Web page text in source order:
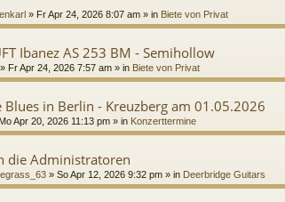
» Fr Apr 24, 2026 8:07 am » in Biete von Privat
Ibanez AS 253 BM - Semihollow
» Fr Apr 24, 2026 7:57 am » in Biete von Privat
Blues in Berlin - Kreuzberg am 01.05.2026
Mo Apr 20, 2026 11:13 pm » in Konzerttermine
die Administratoren
»So Apr 12, 2026 9:32 pm » in Deerbridge Guitars